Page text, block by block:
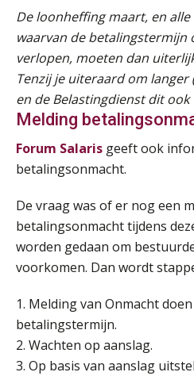
De loonheffing maart, en
waarvan de betalingstermijn
verlopen, moeten dan
Tenzij je uiteraard om
en de Belastingdienst dit ook
Melding
Forum Salaris geeft ook
betalingsonmacht.
De vraag was of er nog een
betalingsonmacht tijdens
worden gedaan om
voorkomen. Dan wordt
1. Melding van Onmacht
betalingstermijn.
2. Wachten op aanslag.
3. Op basis van aanslag
31
AUG
Markus
01
SEP
MOCuitgevers
03
SEP
MOCuitgevers
07
SEP
MOCuitgevers
08
08
SEP
MOCuitgevers